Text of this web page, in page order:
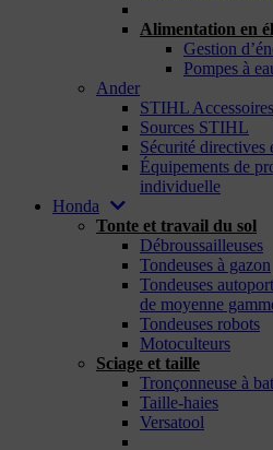
Alimentation en
Gestion
Pompes à
Ander
STIHL Accessoires
Sources STIHL
Sécurité directives
Équipements de
individuelle
Honda
Tonte et travail du sol
Débroussailleuses
Tondeuses à gazon
Tondeuses
de moyenne
Tondeuses robots
Motoculteurs
Sciage et taille
Tronçonneuse à
Taille-haies
Versatool